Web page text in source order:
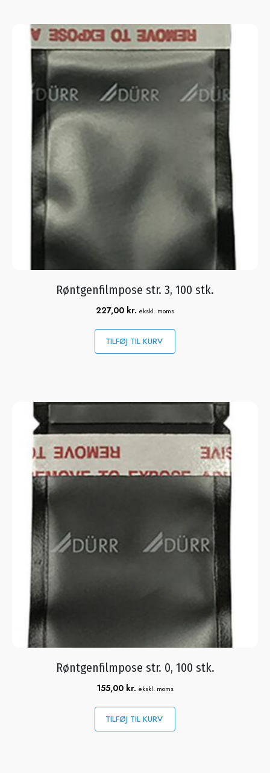
Røntgenfilmpose str. 3, 100 stk.
227,00 kr. ekskl. moms
TILFØJ TIL KURV
Røntgenfilmpose str. 0, 100 stk.
155,00 kr. ekskl. moms
TILFØJ TIL KURV